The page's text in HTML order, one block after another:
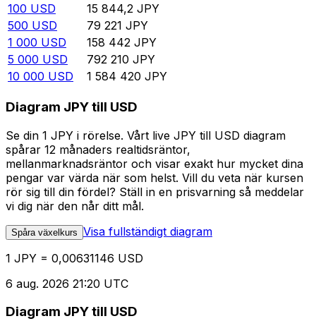
100 USD 15 844,2 JPY
500 USD 79 221 JPY
1 000 USD 158 442 JPY
5 000 USD 792 210 JPY
10 000 USD 1 584 420 JPY
Diagram JPY till USD
Se din 1 JPY i rörelse. Vårt live JPY till USD diagram
spårar 12 månaders realtidsräntor,
mellanmarknadsräntor och visar exakt hur mycket dina
pengar var värda när som helst. Vill du veta när kursen
rör sig till din fördel? Ställ in en prisvarning så meddelar
vi dig när den når ditt mål.
Spåra växelkurs Visa fullständigt diagram
1 JPY = 0,00631146 USD
6 aug. 2026 21:20 UTC
Diagram JPY till USD